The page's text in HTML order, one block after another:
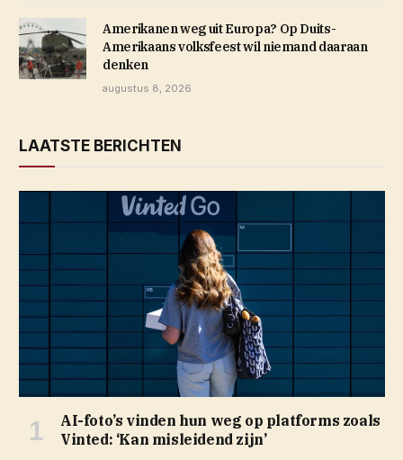
Amerikanen weg uit Europa? Op Duits-
Amerikaans volksfeest wil niemand daaraan
denken
augustus 8, 2026
LAATSTE BERICHTEN
AI-foto’s vinden hun weg op platforms zoals
Vinted: ‘Kan misleidend zijn’